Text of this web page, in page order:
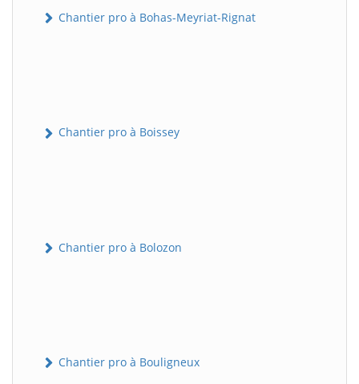
Chantier pro à Bohas-Meyriat-Rignat
Chantier pro à Boissey
Chantier pro à Bolozon
Chantier pro à Bouligneux